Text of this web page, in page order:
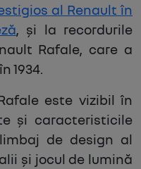
al Renault în
, și la recordurile
Rafale, care a
1934.
este vizibil în
și caracteristicile
de design al
și jocul de lumină